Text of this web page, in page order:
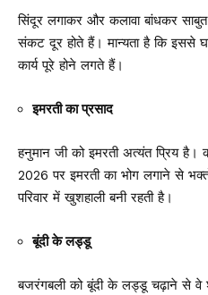
सिंदूर लगाकर और कलावा बांधकर
संकट दूर होते हैं। मान्यता है कि
कार्य पूरे होने लगते हैं।
इमरती का प्रसाद
हनुमान जी को इमरती अत्यंत प्रिय
2026 पर इमरती का भोग लगाने से
परिवार में खुशहाली बनी रहती है।
बूंदी के लड्डू
बजरंगबली को बूंदी के लड्डू चढ़ाने से वे